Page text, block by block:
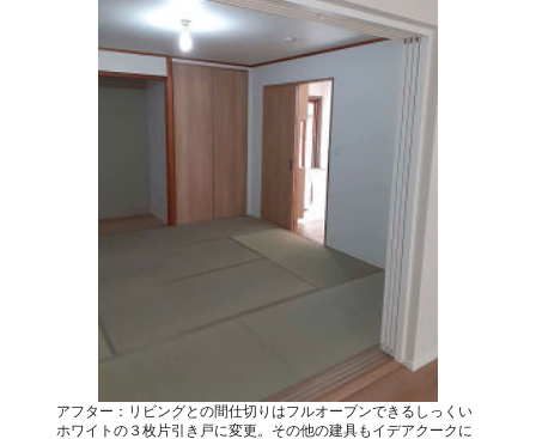
アフター：リビングとの間仕切りはフルオープンできるしっくい
ホワイトの３枚片引き戸に変更。その他の建具もイデアクークに